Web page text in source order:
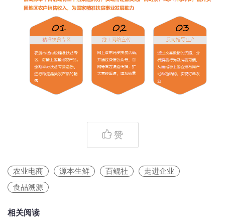
赞
农业电商 源本生鲜 百鲲社
走进企业
食品溯源
相关阅读